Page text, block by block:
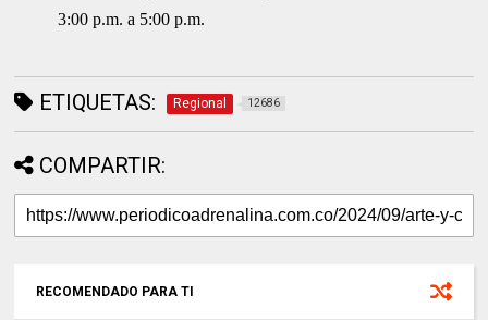
3:00 p.m. a 5:00 p.m.
ETIQUETAS: Regional 12686
COMPARTIR:
RECOMENDADO PARA TI